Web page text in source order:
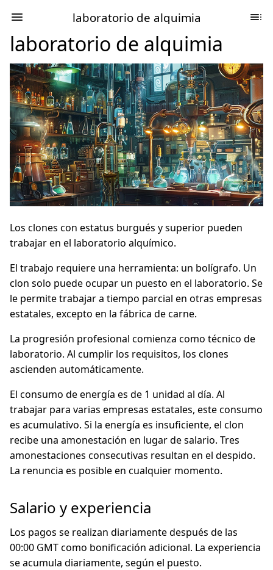
laboratorio de alquimia
laboratorio de alquimia
Los clones con estatus burgués y superior pueden
trabajar en el laboratorio alquímico.
El trabajo requiere una herramienta: un bolígrafo. Un
clon solo puede ocupar un puesto en el laboratorio. Se
le permite trabajar a tiempo parcial en otras empresas
estatales, excepto en la fábrica de carne.
La progresión profesional comienza como técnico de
laboratorio. Al cumplir los requisitos, los clones
ascienden automáticamente.
El consumo de energía es de 1 unidad al día. Al
trabajar para varias empresas estatales, este consumo
es acumulativo. Si la energía es insuficiente, el clon
recibe una amonestación en lugar de salario. Tres
amonestaciones consecutivas resultan en el despido.
La renuncia es posible en cualquier momento.
Salario y experiencia
Los pagos se realizan diariamente después de las
00:00 GMT como bonificación adicional. La experiencia
se acumula diariamente, según el puesto.